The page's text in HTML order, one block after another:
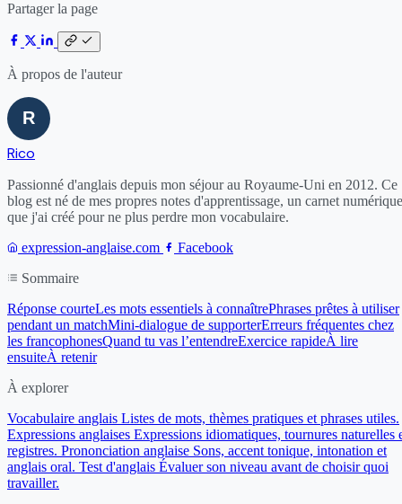
Partager la page
À propos de l'auteur
Rico
Passionné d'anglais depuis mon séjour au Royaume-Uni en 2012. Ce
blog est né de mes propres notes d'apprentissage, un carnet numérique
que j'ai créé pour ne plus perdre mon vocabulaire.
expression-anglaise.com
Facebook
Sommaire
Réponse courteLes mots essentiels à connaîtrePhrases prêtes à utiliser
pendant un matchMini-dialogue de supporterErreurs fréquentes chez
les francophonesQuand tu vas l’entendreExercice rapideÀ lire
ensuiteÀ retenir
À explorer
Vocabulaire anglais Listes de mots, thèmes pratiques et phrases utiles.
Expressions anglaises Expressions idiomatiques, tournures naturelles
registres. Prononciation anglaise Sons, accent tonique, intonation et
anglais oral. Test d'anglais Évaluer son niveau avant de choisir quoi
travailler.